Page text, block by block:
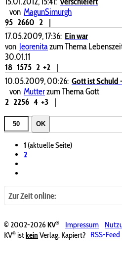
von MagunSimurgh
95 2660 2
|
17.05.2009, 17:36: Ein war
von leorenitazum Thema
30.01.11
18 1575 2 +2
|
10.05.2009, 00:26: Gott ist Schuld
von Mutterzum Thema Gott
2 2256 4 +3 |
OK
1 (aktuelle Seite)
2
Zur Zeit online:
© 2002-2026KV® Impressum
KV® istkein Verlag. Kapiert? RSS-Feed